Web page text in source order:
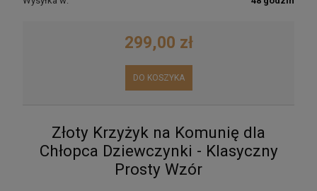
Srebrne Kolczyki Panda
86,25 zł
DO KOSZYKA
299,00 zł
DO KOSZYKA
Złoty Krzyżyk na Komunię dla
Chłopca Dziewczynki - Klasyczny
Prosty Wzór